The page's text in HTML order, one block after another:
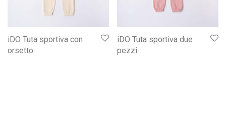
iDO Tuta sportiva con
orsetto
iDO Tuta sportiva due
pezzi